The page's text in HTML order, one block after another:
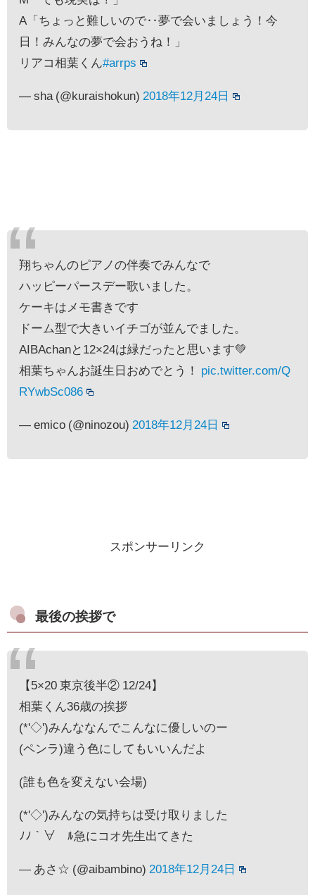
A「ちょっと難しいので‥夢で会いましょう！今
日！みんなの夢で会おうね！」
リアコ相葉くん #arrps
— sha (@kuraishokun) 2018年12月24日
翔ちゃんのピアノの伴奏でみんなで
ハッピーパースデー歌いました。
ケーキはメモ書きです
ドーム型で大きいイチゴが並んでました。
AIBAchanと12×24は緑だったと思います💚
相葉ちゃんお誕生日おめでとう！ pic.twitter.com/Q
RYwbSc086
— emico (@ninozou) 2018年12月24日
スポンサーリンク
最後の挨拶で
【5×20 東京後半② 12/24】
相葉くん36歳の挨拶
(*'◇')みんななんでこんなに優しいのー
(ペンラ)違う色にしてもいいんだよ
(誰も色を変えない会場)
(*'◇')みんなの気持ちは受け取りました
ﾉﾉ｀∀´ﾙ急にコオ先生出てきた
— あさ☆ (@aibambino) 2018年12月24日